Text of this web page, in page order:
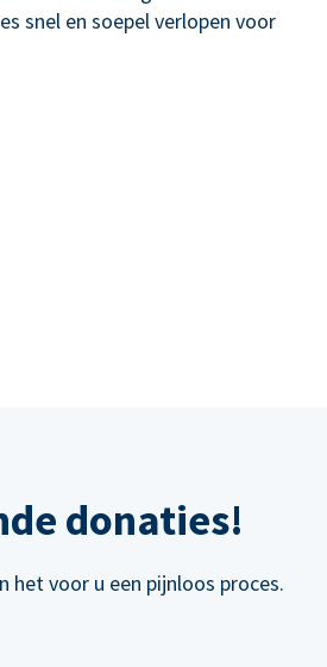
snel en soepel verlopen voor
donaties!
het voor u een pijnloos proces.